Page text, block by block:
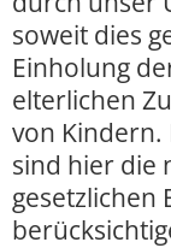
soweit dies
Einholung
elterlichen
von Kindern.
sind hier die
gesetzlichen